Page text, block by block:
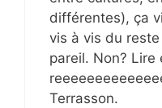
différentes), ça
vis à vis du
pareil. Non? Lire
Terrasson.